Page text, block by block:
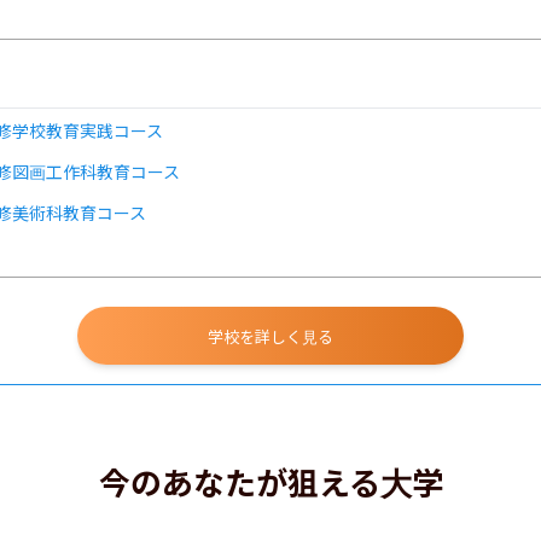
学校教育実践コース
図画工作科教育コース
美術科教育コース
学校を詳しく見る
今のあなたが狙える大学